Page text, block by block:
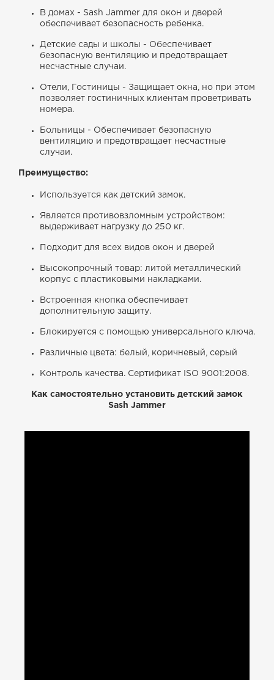
В домах - Sash Jammer для окон и дверей
обеспечивает безопасность ребенка.
Детские сады и школы - Обеспечивает
безопасную вентиляцию и предотвращает
несчастные случаи.
Отели, Гостиницы - Защищает окна, но при этом
позволяет гостиничных клиентам проветривать
номера.
Больницы - Обеспечивает безопасную
вентиляцию и предотвращает несчастные
случаи.
Преимущество:
Используется как детский замок.
Является противовзломным устройством:
выдерживает нагрузку до 250 кг.
Подходит для всех видов окон и дверей
Высокопрочный товар: литой металлический
корпус с пластиковыми накладками.
Встроенная кнопка обеспечивает
дополнительную защиту.
Блокируется с помощью универсального ключа.
Различные цвета: белый, коричневый, серый
Контроль качества. Сертификат ISO 9001:2008.
Как самостоятельно установить детский замок
Sash Jammer